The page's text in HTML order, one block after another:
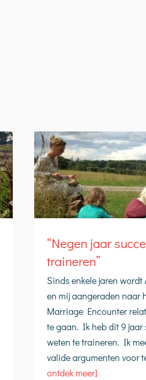
“Negen jaar
traineren”
Sinds enkele jaren
en mij aangeraden naar
Marriage Encounter
te gaan. Ik heb dit 9 jaar
weten te traineren. Ik
valide argumenten voor
ontdek meer]